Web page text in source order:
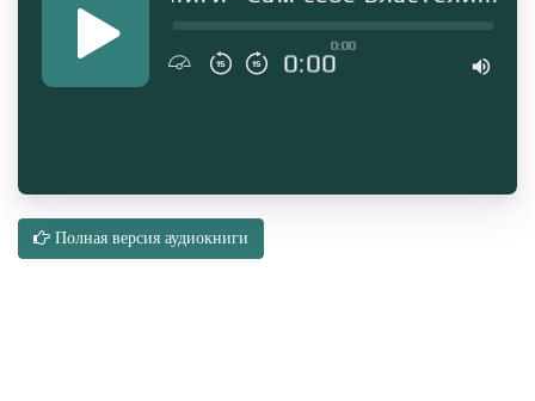
0:00
0:00
Полная версия аудиокниги